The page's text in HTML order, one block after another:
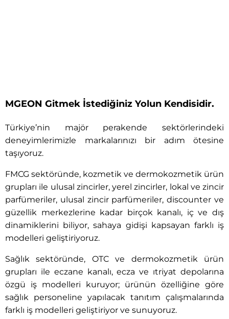
MGEON Gitmek İstediğiniz Yolun Kendisidir.
Türkiye’nin majör perakende sektörlerindeki
deneyimlerimizle markalarınızı bir adım ötesine
taşıyoruz.
FMCG sektöründe, kozmetik ve dermokozmetik ürün
grupları ile ulusal zincirler, yerel zincirler, lokal ve zincir
parfümeriler, ulusal zincir parfümeriler, discounter ve
güzellik merkezlerine kadar birçok kanalı, iç ve dış
dinamiklerini biliyor, sahaya gidişi kapsayan farklı iş
modelleri geliştiriyoruz.
Sağlık sektöründe, OTC ve dermokozmetik ürün
grupları ile eczane kanalı, ecza ve ıtriyat depolarına
özgü iş modelleri kuruyor; ürünün özelliğine göre
sağlık personeline yapılacak tanıtım çalışmalarında
farklı iş modelleri geliştiriyor ve sunuyoruz.